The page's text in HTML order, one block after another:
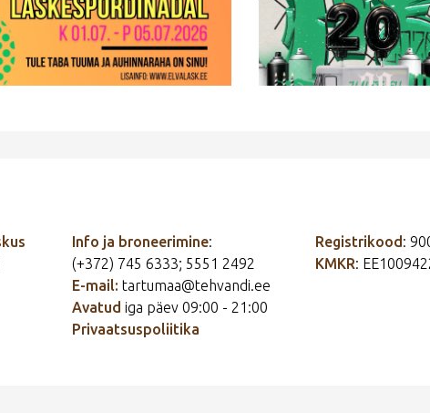
Info ja broneerimine:
(+372) 745 6333; 5551 2492
E-mail: tartumaa@tehvandi.ee
Avatud iga päev 09:00 - 21:00
Privaatsuspoliitika
Registrikood:
KMKR: